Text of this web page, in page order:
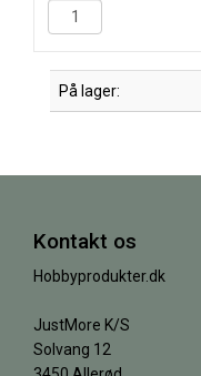
På lager:
Kontakt os
Hobbyprodukter.dk
JustMore K/S
Solvang 12